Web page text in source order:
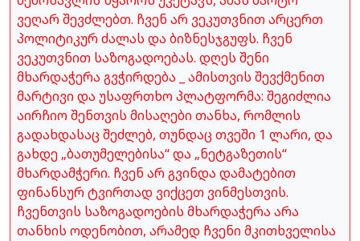
ვეღარ შევძლებთ. ჩვენ არ ვეკუთვნით არცერთ
პოლიტიკურ ძალას და ბიზნესჯგუფს. ჩვენ
ვეკუთვნით საზოგადოებას. დღეს შენი
მხარდაჭერა გვჭირდება _ ამისთვის შევქმენით
მარტივი და უსაფრთხო პლატფორმა: შეგიძლია
აირჩიო შენთვის მისაღები თანხა, რომლის
გადახდასაც შეძლებ, თუნდაც თვეში 1 ლარი, და
გახდე „ბათუმელებისა“ და „ნეტგაზეთის“
მხარდამჭერი. ჩვენ არ გვინდა დამატებით
ფინანსურ ტვირთად ვიქცეთ ვინმესთვის.
ჩვენთვის საზოგადოების მხარდაჭერა არა
თანხის ოდენობით, არამედ ჩვენი მკითხველისა